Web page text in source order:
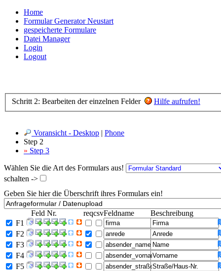
Home
Formular Generator Neustart
gespeicherte Formulare
Datei Manager
Login
Logout
Schritt 2: Bearbeiten der einzelnen Felder Hilfe aufrufen!
Voransicht - Desktop | Phone
Step 2
» Step 3
Wählen Sie die Art des Formulars aus!
schalten ->
Geben Sie hier die Überschrift ihres Formulars ein!
Feld Nr. reqcsvFeldname
Beschreibung
F1
F2
F3
F4
F5